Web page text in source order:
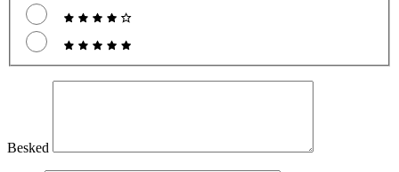
Besked